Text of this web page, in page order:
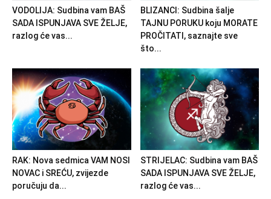
VODOLIJA: Sudbina vam BAŠ
SADA ISPUNJAVA SVE ŽELJE,
razlog će vas...
BLIZANCI: Sudbina šalje
TAJNU PORUKU koju MORATE
PROČITATI, saznajte sve
što...
RAK: Nova sedmica VAM NOSI
NOVAC i SREĆU, zvijezde
poručuju da...
STRIJELAC: Sudbina vam BAŠ
SADA ISPUNJAVA SVE ŽELJE,
razlog će vas...